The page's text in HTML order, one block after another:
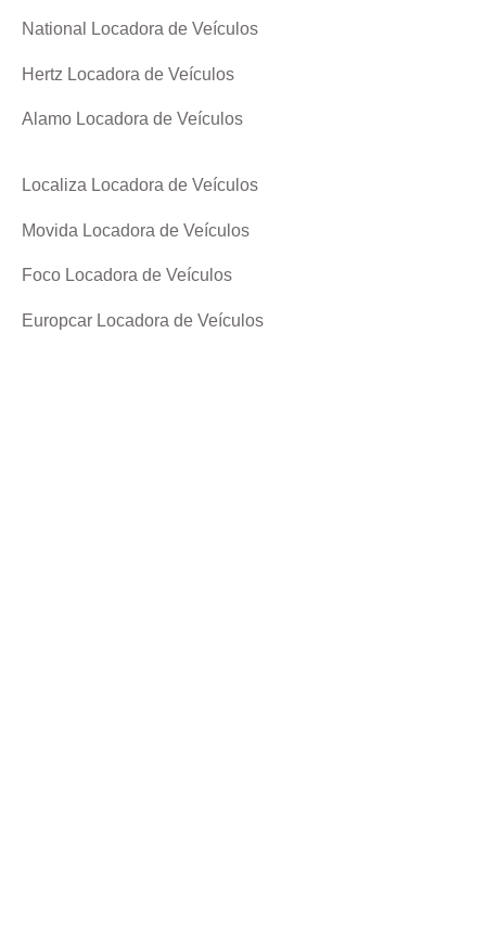
National Locadora de Veículos
Hertz Locadora de Veículos
Alamo Locadora de Veículos
Localiza Locadora de Veículos
Movida Locadora de Veículos
Foco Locadora de Veículos
Europcar Locadora de Veículos